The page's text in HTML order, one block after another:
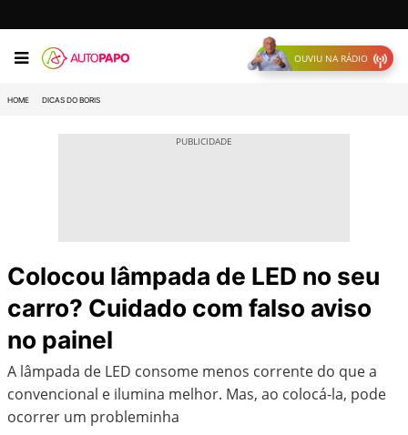
OUVIU NA RÁDIO
HOME DICAS DO BORIS
Colocou lâmpada de LED no seu
carro? Cuidado com falso aviso
no painel
A lâmpada de LED consome menos corrente do que a
convencional e ilumina melhor. Mas, ao colocá-la, pode
ocorrer um probleminha